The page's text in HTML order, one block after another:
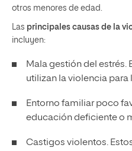
otros menores de edad.
Las principales causas de la
incluyen:
Mala gestión del estrés.
utilizan la violencia para
Entorno familiar poco
educación deficiente o
Castigos violentos.